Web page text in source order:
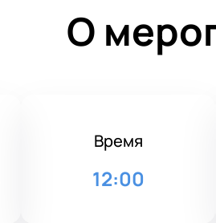
О
Время
12:00